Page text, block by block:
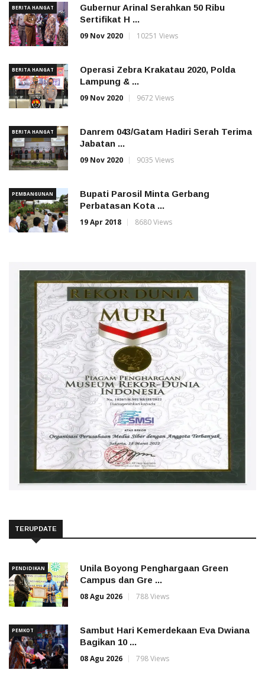
BERITA HANGAT
Gubernur Arinal Serahkan 50 Ribu
Sertifikat H ...
09 Nov 2020
10251 Views
BERITA HANGAT
Operasi Zebra Krakatau 2020, Polda
Lampung & ...
09 Nov 2020
9672 Views
BERITA HANGAT
Danrem 043/Gatam Hadiri Serah Terima
Jabatan ...
09 Nov 2020
9035 Views
PEMBANGUNAN
Bupati Parosil Minta Gerbang
Perbatasan Kota ...
19 Apr 2018
8680 Views
TERUPDATE
PENDIDIKAN
Unila Boyong Penghargaan Green
Campus dan Gre ...
08 Agu 2026
788 Views
PEMKOT
Sambut Hari Kemerdekaan Eva Dwiana
Bagikan 10 ...
08 Agu 2026
798 Views